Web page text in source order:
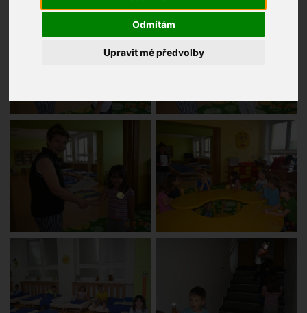
Odmítám
Upravit mé předvolby